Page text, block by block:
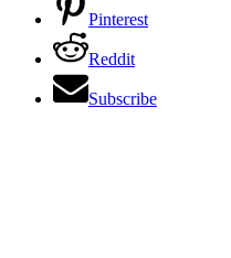
Pinterest
Reddit
Subscribe